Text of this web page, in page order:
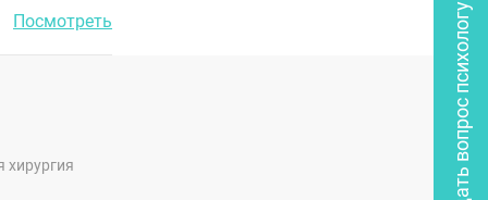
Посмотреть
хирургия Задать вопрос психологу